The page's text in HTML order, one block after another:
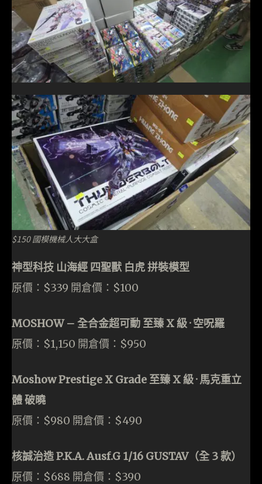
$150 國模機械人大大盒
神型科技 山海經 四聖獸 白虎 拼裝模型
原價：$339 開倉價：$100
MOSHOW – 全合金超可動 至臻 X 級 · 空呪羅
原價：$1,150 開倉價：$950
Moshow Prestige X Grade 至臻 X 級 · 馬克重立
體 破曉
原價：$980 開倉價：$490
核誠治造 P.K.A. Ausf.G 1/16 GUSTAV（全 3 款）
原價：$688 開倉價：$390